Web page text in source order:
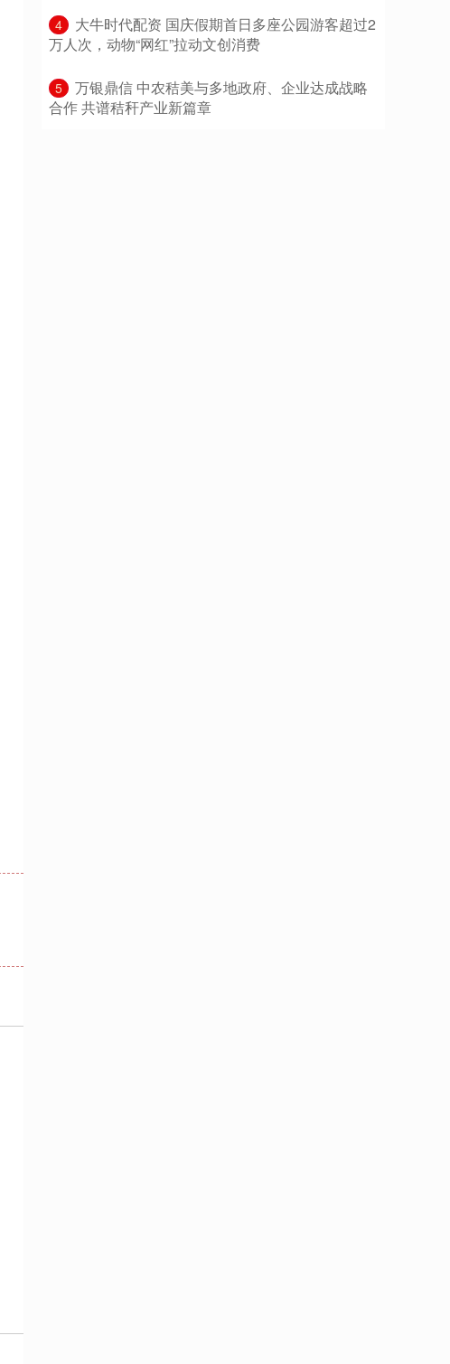
4
​大牛时代配资 国庆假期首日多座公园游客超过2
万人次，动物“网红”拉动文创消费
5
​万银鼎信 中农秸美与多地政府、企业达成战略
合作 共谱秸秆产业新篇章